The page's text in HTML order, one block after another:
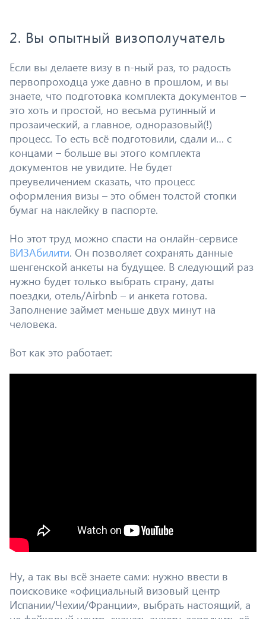
2. Вы опытный визополучатель
Если вы делаете визу в n-ный раз, то радость
первопроходца уже давно в прошлом, и вы
знаете, что подготовка комплекта документов –
это хоть и простой, но весьма рутинный и
прозаический, а главное, одноразовый(!)
процесс. То есть всё подготовили, сдали и… с
концами – больше вы этого комплекта
документов не увидите. Не будет
преувеличением сказать, что процесс
оформления визы – это обмен толстой стопки
бумаг на наклейку в паспорте.
Но этот труд можно спасти на онлайн-сервисе
ВИЗАбилити. Он позволяет сохранять данные
шенгенской анкеты на будущее. В следующий раз
нужно будет только выбрать страну, даты
поездки, отель/Airbnb – и анкета готова.
Заполнение займет меньше двух минут на
человека.
Вот как это работает:
Ну, а так вы всё знаете сами: нужно ввести в
поисковике «официальный визовый центр
Испании/Чехии/Франции», выбрать настоящий, а